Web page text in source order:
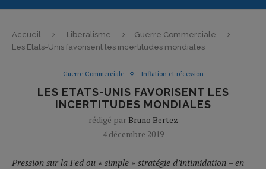
Accueil Liberalisme
Guerre Commerciale
Les Etats-Unis favorisent les incertitudes mondiales
Guerre Commerciale Inflation et récession
LES ETATS-UNIS FAVORISENT LES
INCERTITUDES MONDIALES
rédigé par Bruno Bertez
4 décembre 2019
Pression sur la Fed ou « simple » stratégie d’intimidation – en